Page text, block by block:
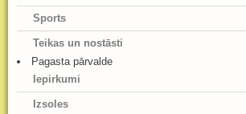
Sports
Teikas un nostāsti
Pagasta pārvalde
Iepirkumi
Izsoles